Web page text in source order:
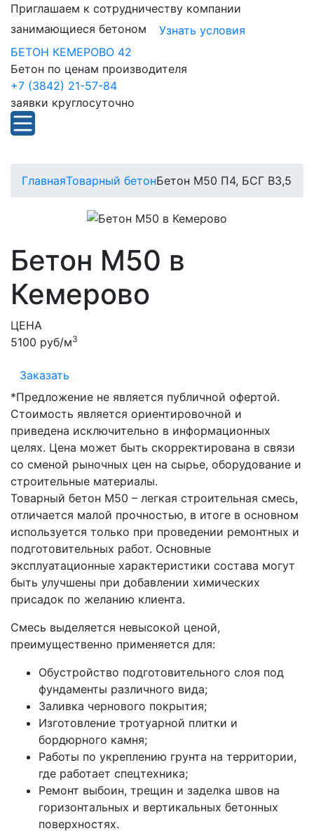
Приглашаем к сотрудничеству компании
занимающиеся бетоном
Узнать условия
БЕТОН КЕМЕРОВО 42
Бетон по ценам производителя
+7 (3842) 21-57-84
заявки круглосуточно
ГлавнаяТоварный бетонБетон М50 П4, БСГ В3,5
Бетон М50 в
Кемерово
ЦЕНА
5100 руб/м3
Заказать
*Предложение не является публичной офертой.
Стоимость является ориентировочной и
приведена исключительно в информационных
целях. Цена может быть скорректирована в связи
со сменой рыночных цен на сырье, оборудование и
строительные материалы.
Товарный бетон М50 – легкая строительная смесь,
отличается малой прочностью, в итоге в основном
используется только при проведении ремонтных и
подготовительных работ. Основные
эксплуатационные характеристики состава могут
быть улучшены при добавлении химических
присадок по желанию клиента.
Смесь выделяется невысокой ценой,
преимущественно применяется для:
Обустройство подготовительного слоя под
фундаменты различного вида;
Заливка чернового покрытия;
Изготовление тротуарной плитки и
бордюрного камня;
Работы по укреплению грунта на территории,
где работает спецтехника;
Ремонт выбоин, трещин и заделка швов на
горизонтальных и вертикальных бетонных
поверхностях.